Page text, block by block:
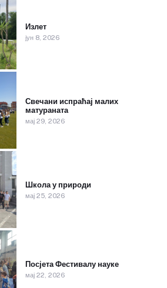
Излет
јун 8, 2026
Свечани испраћај малих
матураната
мај 29, 2026
Школа у природи
мај 25, 2026
Посјета Фестивалу науке
мај 22, 2026